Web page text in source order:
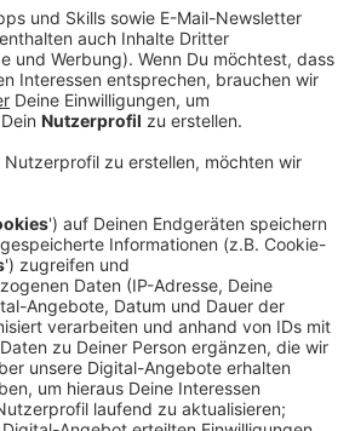
steigend. Das Kreuz stammt noch
und hat eine Modernisierung
muss jetzt die Bahn herhalten.
ist deswegen der
NRW zum Teil eingeschränkt.
Freitag, 28. September
geht es los. Insgesamt
gesperrt, um die darüberliegende